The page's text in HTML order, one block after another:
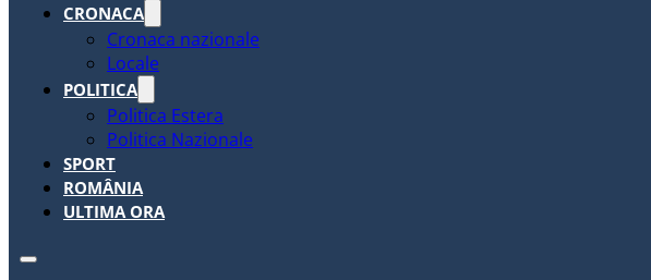
CRONACA
Cronaca nazionale
Locale
POLITICA
Politica Estera
Politica Nazionale
SPORT
ROMÂNIA
ULTIMA ORA